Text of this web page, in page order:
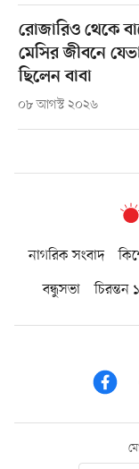
রোজারিও থেকে
মেসির জীবনে
ছিলেন বাবা
০৮ আগস্ট ২০২৬
নাগরিক সংবাদ
বন্ধুসভা
চিরন্তন